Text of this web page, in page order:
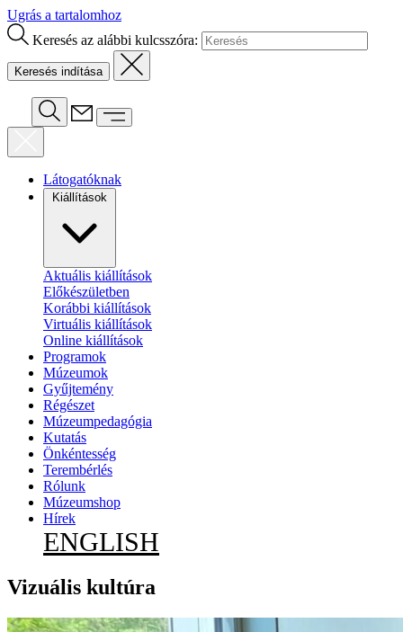
Ugrás a tartalomhoz
Keresés az alábbi kulcsszóra:
Látogatóknak
Kiállítások
Aktuális kiállítások
Előkészületben
Korábbi kiállítások
Virtuális kiállítások
Online kiállítások
Programok
Múzeumok
Gyűjtemény
Régészet
Múzeumpedagógia
Kutatás
Önkéntesség
Terembérlés
Rólunk
Múzeumshop
Hírek
ENGLISH
Vizuális kultúra